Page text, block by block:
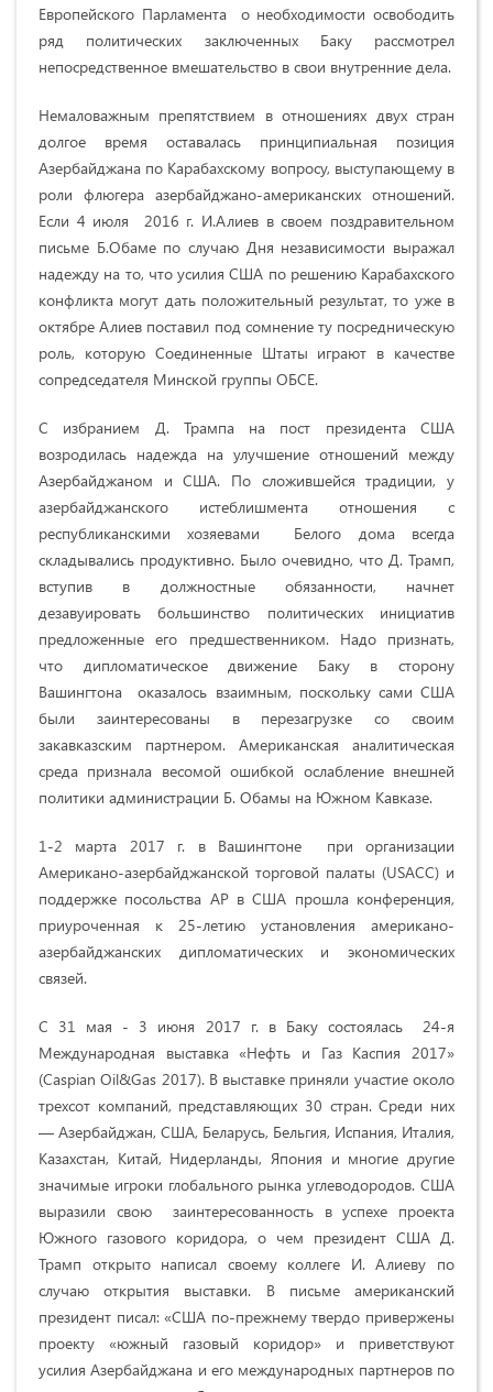
Европейского Парламента о необходимости освободить
ряд политических заключенных Баку рассмотрел
непосредственное вмешательство в свои внутренние дела.
Немаловажным препятствием в отношениях двух стран
долгое время оставалась принципиальная позиция
Азербайджана по Карабахскому вопросу, выступающему в
роли флюгера азербайджано-американских отношений.
Если 4 июля 2016 г. И.Алиев в своем поздравительном
письме Б.Обаме по случаю Дня независимости выражал
надежду на то, что усилия США по решению Карабахского
конфликта могут дать положительный результат, то уже в
октябре Алиев поставил под сомнение ту посредническую
роль, которую Соединенные Штаты играют в качестве
сопредседателя Минской группы ОБСЕ.
С избранием Д. Трампа на пост президента США
возродилась надежда на улучшение отношений между
Азербайджаном и США. По сложившейся традиции, у
азербайджанского истеблишмента отношения с
республиканскими хозяевами Белого дома всегда
складывались продуктивно. Было очевидно, что Д. Трамп,
вступив в должностные обязанности, начнет
дезавуировать большинство политических инициатив
предложенные его предшественником. Надо признать,
что дипломатическое движение Баку в сторону
Вашингтона оказалось взаимным, поскольку сами США
были заинтересованы в перезагрузке со своим
закавказским партнером. Американская аналитическая
среда признала весомой ошибкой ослабление внешней
политики администрации Б. Обамы на Южном Кавказе.
1-2 марта 2017 г. в Вашингтоне при организации
Американо-азербайджанской торговой палаты (USACC) и
поддержке посольства АР в США прошла конференция,
приуроченная к 25-летию установления американо-
азербайджанских дипломатических и экономических
связей.
С 31 мая - 3 июня 2017 г. в Баку состоялась 24-я
Международная выставка «Нефть и Газ Каспия 2017»
(Caspian Oil&Gas 2017). В выставке приняли участие около
трехсот компаний, представляющих 30 стран. Среди них
— Азербайджан, США, Беларусь, Бельгия, Испания, Италия,
Казахстан, Китай, Нидерланды, Япония и многие другие
значимые игроки глобального рынка углеводородов. США
выразили свою заинтересованность в успехе проекта
Южного газового коридора, о чем президент США Д.
Трамп открыто написал своему коллеге И. Алиеву по
случаю открытия выставки. В письме американский
президент писал: «США по-прежнему твердо привержены
проекту «южный газовый коридор» и приветствуют
усилия Азербайджана и его международных партнеров по